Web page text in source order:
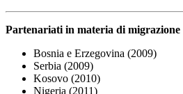
Partenariati in materia di migrazione
Bosnia e Erzegovina (2009)
Serbia (2009)
Kosovo (2010)
Nigeria (2011)